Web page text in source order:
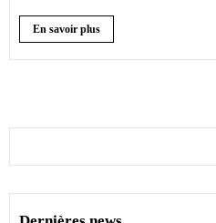
En savoir plus